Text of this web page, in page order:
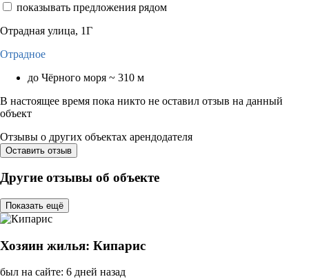
показывать предложения рядом
Отрадная улица, 1Г
Отрадное
до Чёрного моря ~ 310 м
В настоящее время пока никто не оставил отзыв на данный
объект
Отзывы о других объектах арендодателя
Оставить отзыв
Другие отзывы об объекте
Показать ещё
Хозяин жилья: Кипарис
был на сайте: 6 дней назад